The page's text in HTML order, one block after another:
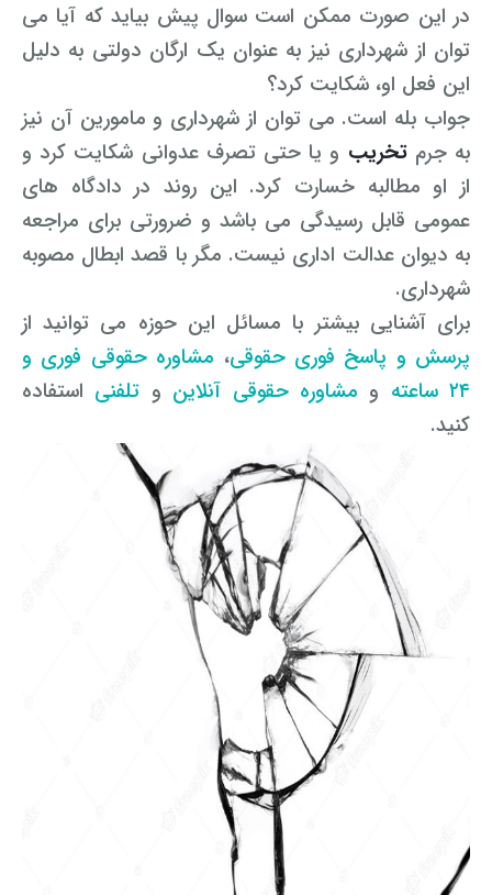
در این صورت ممکن است سوال پیش بیاید که آیا می
توان از شهرداری نیز به عنوان یک ارگان دولتی به دلیل
این فعل او، شکایت کرد؟
جواب بله است. می توان از شهرداری و مامورین آن نیز
به جرمتخریب و یا حتی تصرف عدوانی شکایت کرد و
از او مطالبه خسارت کرد. این روند در دادگاه های
عمومی قابل رسیدگی می باشد و ضرورتی برای مراجعه
به دیوان عدالت اداری نیست. مگر با قصد ابطال مصوبه
شهرداری.
برای آشنایی بیشتر با مسائل این حوزه می توانید از
پرسش و پاسخ فوری حقوقی، مشاوره حقوقی فوری و
۲۴ ساعته
و مشاوره حقوقی آنلاین و تلفنی استفاده
کنید.